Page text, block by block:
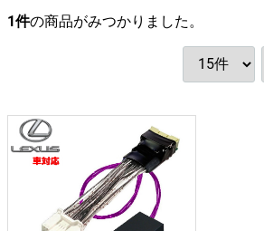
1件の商品がみつかりました。